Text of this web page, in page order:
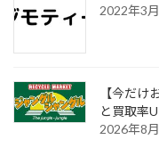
2022年3
【今だけ
と買取率
2026年8